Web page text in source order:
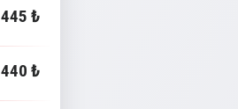
445 ₺
440 ₺